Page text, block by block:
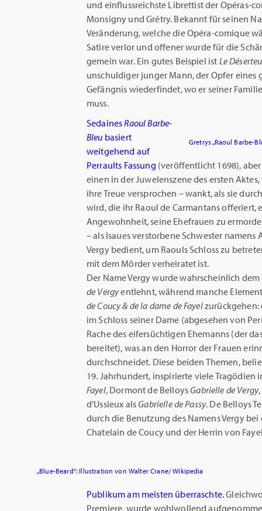
und einflussreichste Librettist der Opéras-
Monsigny und Grétry. Bekannt für seinen
Veränderung, welche die Opéra-comique
Satire verlor und offener wurde für die
gemein war. Ein gutes Beispiel ist Le
unschuldiger junger Mann, der Opfer eines
Gefängnis wiederfindet, wo er seiner
muss.
Gretrys „Raoul Barbe-
SedainesRaoul Barbe-
Bleu basiert
weitgehend auf
Perraults Fassung (veröffentlicht 1698),
einen in der Juwelenszene des ersten
ihre Treue versprochen – wankt, als sie
wird, die ihr Raoul de Carmantans
Angewohnheit, seine Ehefrauen zu
– als Isaues verstorbene Schwester
Vergy bedient, um Raouls Schloss zu
mit dem Mörder verheiratet ist.
Der Name Vergy wurde wahrscheinlich
de Vergyentlehnt, während manche
de Coucy & de la dame de Fayelzurückgehen:
im Schloss seiner Dame (abgesehen von
Rache des eifersüchtigen Ehemanns (der
bereitet), was an den Horror der Frauen
durchschneidet. Diese beiden Themen,
19. Jahrhundert, inspirierte viele Tragödien
Fayel, Dormont de BelloysGabrielle de Vergy
d’Ussieux alsGabrielle de Passy. De Belloys
durch die Benutzung des Namens Vergy
Chatelain de Coucy und der Herrin von
„Blue-Beard“: Illustration von Walter Crane/ Wikipedia
Publikum am meisten überraschte.
Premiere, wurde wohlwollend